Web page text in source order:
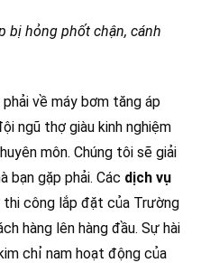
bị hỏng phốt chận, cánh
về máy bơm tăng áp
ngũ thợ giàu kinh nghiệm
môn. Chúng tôi sẽ giải
bạn gặp phải. Các dịch vụ
thi công lắp đặt của Trường
hàng lên hàng đầu. Sự hài
chỉ nam hoạt động của